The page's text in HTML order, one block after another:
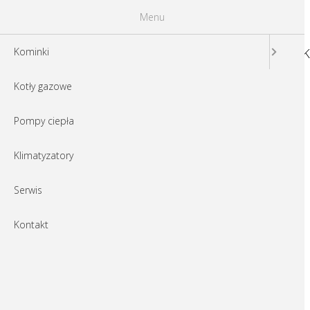
Menu
Kominki
Kotły gazowe
Pompy ciepła
Klimatyzatory
Serwis
Kontakt